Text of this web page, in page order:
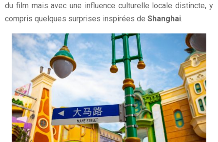
du film mais avec une influence culturelle locale distincte, y
compris quelques surprises inspirées de Shanghai.